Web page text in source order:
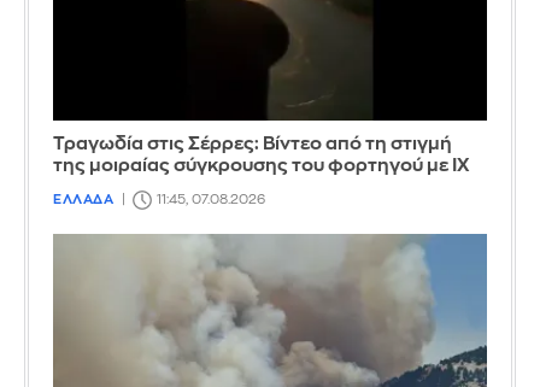
Τραγωδία στις Σέρρες: Βίντεο από τη στιγμή
της μοιραίας σύγκρουσης του φορτηγού με ΙΧ
ΕΛΛΑΔΑ 11:45, 07.08.2026